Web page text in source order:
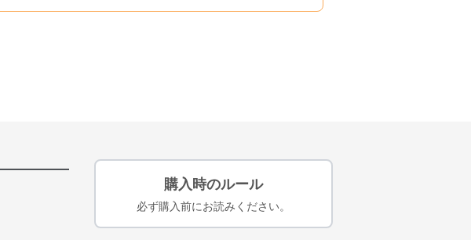
購入時のルール
必ず購入前にお読みください。